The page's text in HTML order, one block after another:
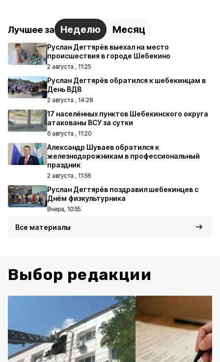
Лучшее за Неделю Месяц
Руслан Дегтярёв выехал на место
происшествия в городе Шебекино
2 августа , 11:25
Руслан Дегтярёв обратился к шебекинцам в
День ВДВ
2 августа , 14:28
17 населённых пунктов Шебекинского округа
атакованы ВСУ за сутки
6 августа , 11:20
Александр Шуваев обратился к
железнодорожникам в профессиональный
праздник
2 августа , 11:56
Руслан Дегтярёв поздравил шебекинцев с
Днём физкультурника
Вчера, 10:55
Все материалы
Выбор редакции